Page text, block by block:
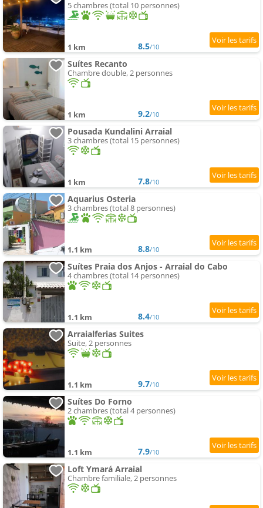
5 chambres (total 10 personnes)
1 km 8.5/10
Suítes Recanto
Chambre double, 2 personnes
1 km 9.2/10
Pousada Kundalini Arraial
3 chambres (total 15 personnes)
1 km 7.8/10
Aquarius Osteria
3 chambres (total 8 personnes)
1.1 km 8.8/10
Suítes Praia dos Anjos - Arraial do Cabo
4 chambres (total 14 personnes)
1.1 km 8.4/10
Arraialferias Suites
Suite, 2 personnes
1.1 km 9.7/10
Suítes Do Forno
2 chambres (total 4 personnes)
1.1 km 7.9/10
Loft Ymará Arraial
Chambre familiale, 2 personnes